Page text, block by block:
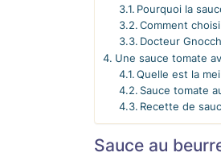
Pourquoi la
Comment
Docteur
Une sauce tomate
Quelle est la
Sauce tomate
Recette de
Sauce au